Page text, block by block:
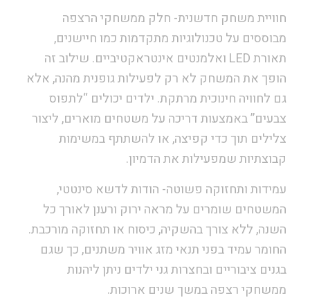
חוויית משחק חדשנית- חלק ממשחקי הרצפה
מבוססים על טכנולוגיות מתקדמות כמו חיישנים,
תאורת LED ואלמנטים אינטראקטיביים. שילוב זה
הופך את המשחק לא רק לפעילות גופנית מהנה, אלא
גם לחוויה חינוכית מרתקת. ילדים יכולים “לתפוס
צבעים” באמצעות דריכה על משטחים מוארים, ליצור
צלילים תוך כדי קפיצה, או להשתתף במשימות
קבוצתיות שמפעילות את הדמיון.
עמידות ותחזוקה פשוטה- הודות לדשא סינטטי,
המשטחים שומרים על מראה ירוק ורענן לאורך כל
השנה, ללא צורך בהשקיה, כיסוח או תחזוקה מורכבת.
החומר עמיד בפני תנאי מזג אוויר משתנים, כך שגם
בגנים ציבוריים ובחצרות גני ילדים ניתן ליהנות
ממשחקי רצפה במשך שנים ארוכות.